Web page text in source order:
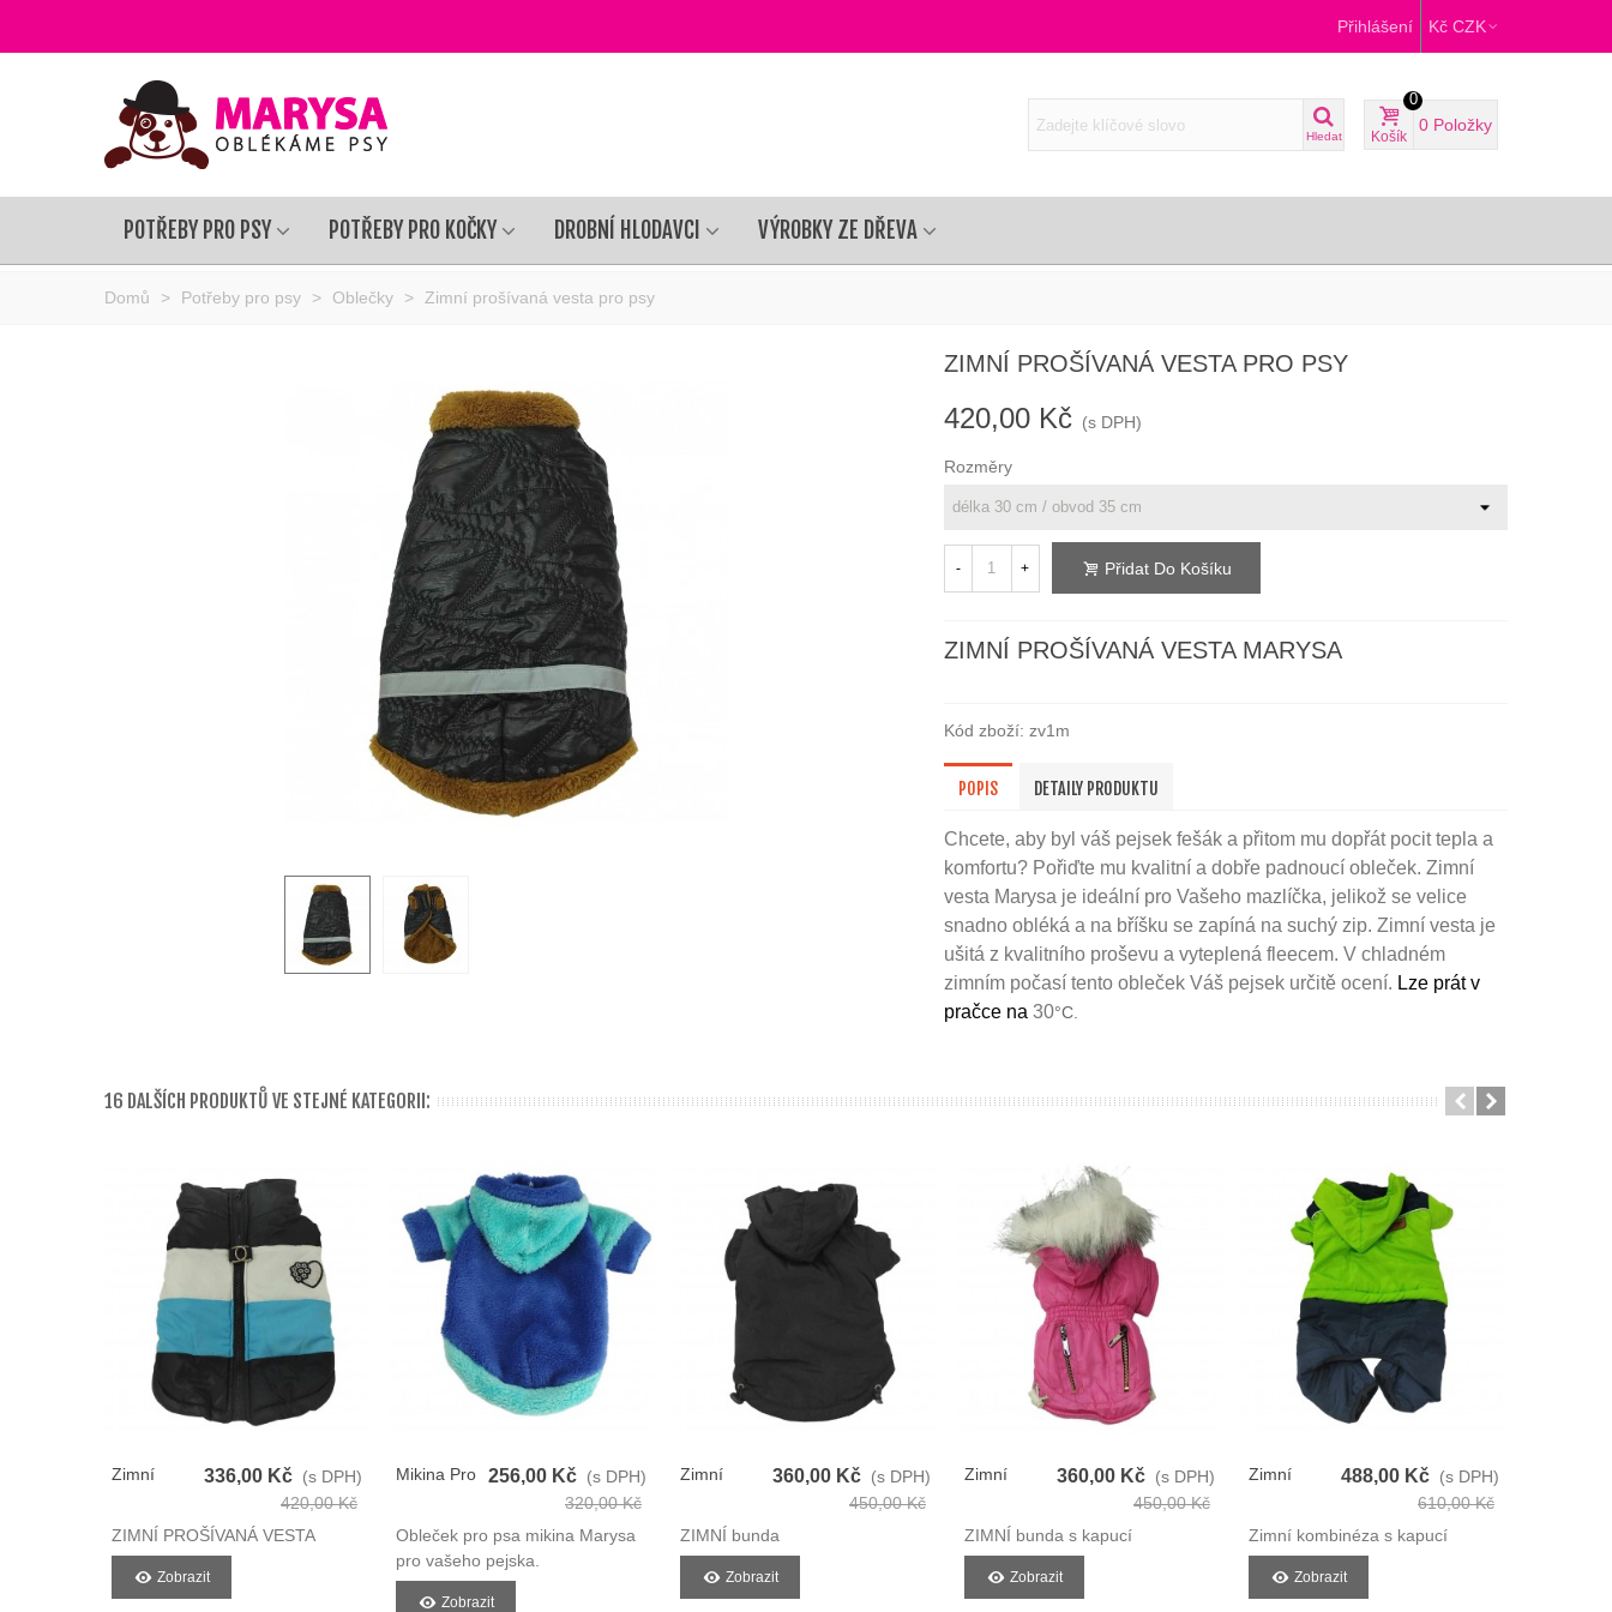
Přihlášení Kč CZK
Hledat Košík
0
0 Položky
POTŘEBY PRO PSY POTŘEBY PRO KOČKY DROBNÍ HLODAVCI VÝROBKY ZE DŘEVA
Domů > Potřeby pro psy > Oblečky > Zimní prošívaná vesta pro psy
ZIMNÍ PROŠÍVANÁ VESTA PRO PSY
420,00 Kč (s DPH)
Rozměry
- + Přidat Do Košíku
ZIMNÍ PROŠÍVANÁ VESTA MARYSA
Kód zboží: zv1m
POPIS DETAILY PRODUKTU
Chcete, aby byl váš pejsek fešák a přitom mu dopřát pocit tepla a
komfortu? Pořiďte mu kvalitní a dobře padnoucí obleček. Zimní
vesta Marysa je ideální pro Vašeho mazlíčka, jelikož se velice
snadno obléká a na bříšku se zapíná na suchý zip. Zimní vesta je
ušitá z kvalitního proševu a vyteplená fleecem. V chladném
zimním počasí tento obleček Váš pejsek určitě ocení. Lze prát v
pračce na 30°C.
16 DALŠÍCH PRODUKTŮ VE STEJNÉ KATEGORII:
Zimní
Vesta Pro
336,00 Kč (s DPH)
420,00 Kč
ZIMNÍ PROŠÍVANÁ VESTA
Zobrazit
Mikina Pro
256,00 Kč (s DPH)
320,00 Kč
Obleček pro psa mikina Marysa
pro vašeho pejska.
Zobrazit
Zimní
360,00 Kč (s DPH)
450,00 Kč
ZIMNÍ bunda
Zobrazit
Zimní
360,00 Kč (s DPH)
450,00 Kč
ZIMNÍ bunda s kapucí
Zobrazit
Zimní
488,00 Kč (s DPH)
610,00 Kč
Zimní kombinéza s kapucí
Zobrazit